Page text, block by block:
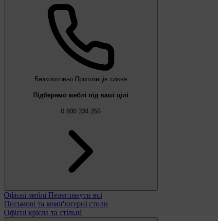
Безкоштовно Пропозиція тижня
Підберемо меблі під ваші цілі
0 800 334 256
Офісні меблі Переглянути всі
Письмові та комп'ютерні столи
Офісні крісла та стільці